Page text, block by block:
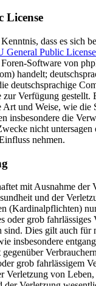
License
dass es sich
General Public
Foren-Software von
handelt;
deutschsprachige
Verfügung gestellt.
Art und Weise, wie die
insbesondere die
nicht untersagen
nehmen.
mit Ausnahme der
und der
(Kardinalpflichten)
oder grob fahrlässiges
sind. Dies gilt auch für
insbesondere
grob fahrlässigem
Verletzung von